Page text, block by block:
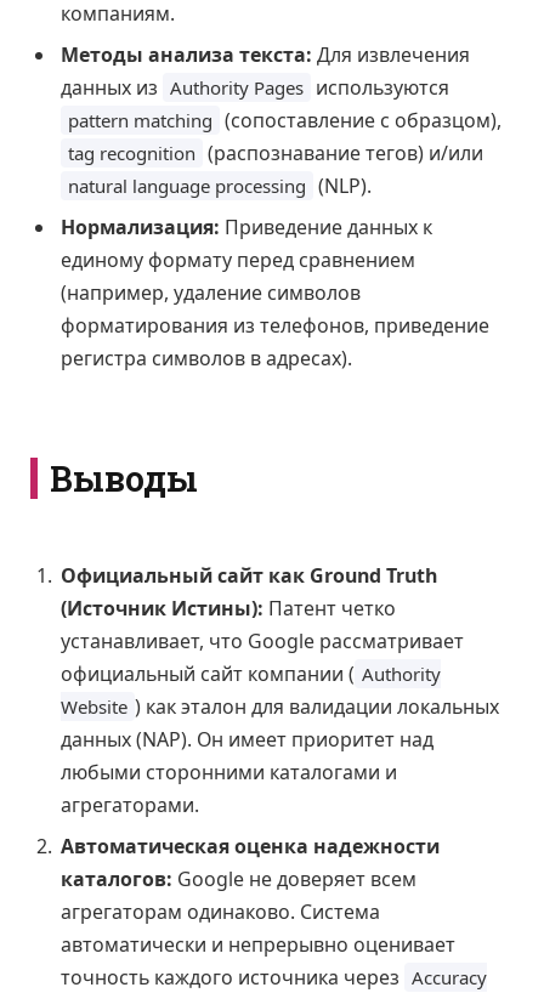
компаниям.
Методы анализа текста: Для извлечения
данных из Authority Pages используются
pattern matching (сопоставление с образцом),
tag recognition (распознавание тегов) и/или
natural language processing (NLP).
Нормализация: Приведение данных к
единому формату перед сравнением
(например, удаление символов
форматирования из телефонов, приведение
регистра символов в адресах).
Выводы
Официальный сайт как Ground Truth
(Источник Истины): Патент четко
устанавливает, что Google рассматривает
официальный сайт компании ( Authority
Website ) как эталон для валидации локальных
данных (NAP). Он имеет приоритет над
любыми сторонними каталогами и
агрегаторами.
Автоматическая оценка надежности
каталогов: Google не доверяет всем
агрегаторам одинаково. Система
автоматически и непрерывно оценивает
точность каждого источника через Accuracy